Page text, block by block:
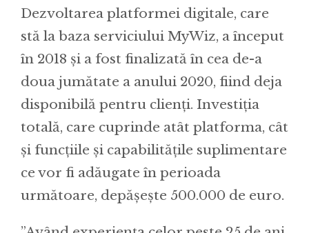
Dezvoltarea platformei digitale, care
stă la baza serviciului MyWiz, a început
în 2018 și a fost finalizată în cea de-a
doua jumătate a anului 2020, fiind deja
disponibilă pentru clienți. Investiția
totală, care cuprinde atât platforma, cât
și funcțiile și capabilitățile suplimentare
ce vor fi adăugate în perioada
următoare, depășește 500.000 de euro.